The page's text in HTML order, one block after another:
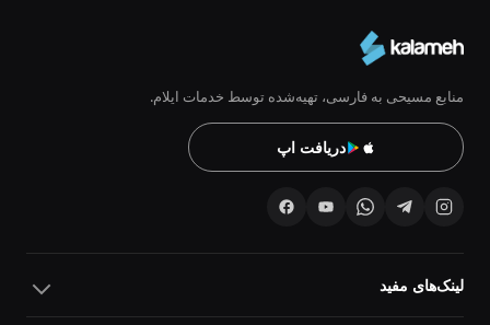
منابع مسیحی به فارسی، تهیه‌شده توسط خدمات ایلام.
دریافت اپ
لینک‌های مفید